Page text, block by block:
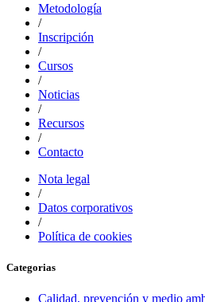
Metodología
/
Inscripción
/
Cursos
/
Noticias
/
Recursos
/
Contacto
Nota legal
/
Datos corporativos
/
Política de cookies
Categorias
Calidad, prevención y medio